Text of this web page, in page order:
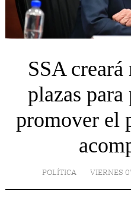
SSA
plazas para
promover el
POLÍTICA VIERNES